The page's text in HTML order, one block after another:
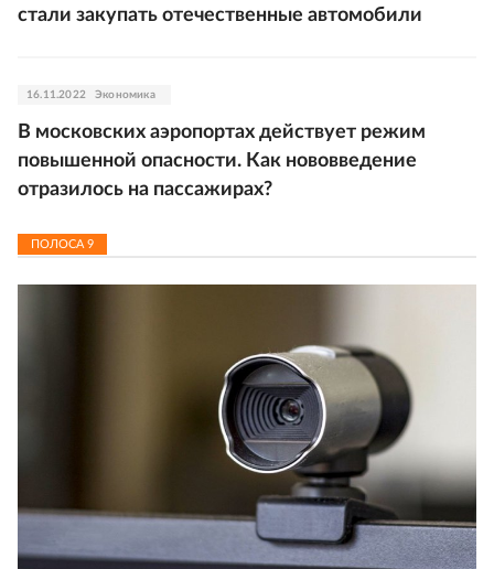
стали закупать отечественные автомобили
16.11.2022 Экономика
В московских аэропортах действует режим
повышенной опасности. Как нововведение
отразилось на пассажирах?
ПОЛОСА 9